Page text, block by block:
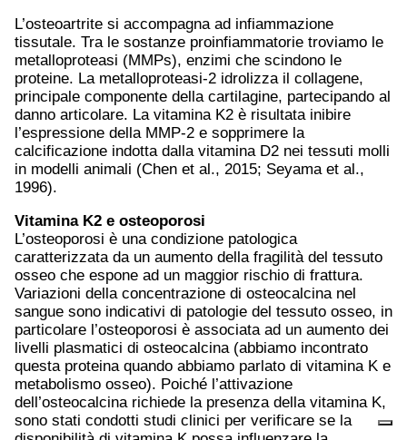
L’osteoartrite si accompagna ad infiammazione
tissutale. Tra le sostanze proinfiammatorie troviamo le
metalloproteasi (MMPs), enzimi che scindono le
proteine. La metalloproteasi-2 idrolizza il collagene,
principale componente della cartilagine, partecipando al
danno articolare. La vitamina K2 è risultata inibire
l’espressione della MMP-2 e sopprimere la
calcificazione indotta dalla vitamina D2 nei tessuti molli
in modelli animali (Chen et al., 2015; Seyama et al.,
1996).
Vitamina K2 e osteoporosi
L’osteoporosi è una condizione patologica
caratterizzata da un aumento della fragilità del tessuto
osseo che espone ad un maggior rischio di frattura.
Variazioni della concentrazione di osteocalcina nel
sangue sono indicativi di patologie del tessuto osseo, in
particolare l’osteoporosi è associata ad un aumento dei
livelli plasmatici di osteocalcina (abbiamo incontrato
questa proteina quando abbiamo parlato di vitamina K e
metabolismo osseo). Poiché l’attivazione
dell’osteocalcina richiede la presenza della vitamina K,
sono stati condotti studi clinici per verificare se la